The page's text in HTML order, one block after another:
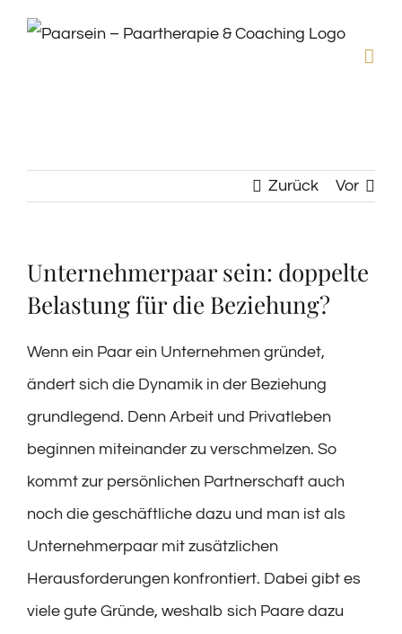
Zum
Zurück Vor
Unternehmerpaar sein: doppelte
Belastung für die Beziehung?
Wenn ein Paar ein Unternehmen gründet,
ändert sich die Dynamik in der Beziehung
grundlegend. Denn Arbeit und Privatleben
beginnen miteinander zu verschmelzen. So
kommt zur persönlichen Partnerschaft auch
noch die geschäftliche dazu und man ist als
Unternehmerpaar mit zusätzlichen
Herausforderungen konfrontiert. Dabei gibt es
viele gute Gründe, weshalb sich Paare dazu